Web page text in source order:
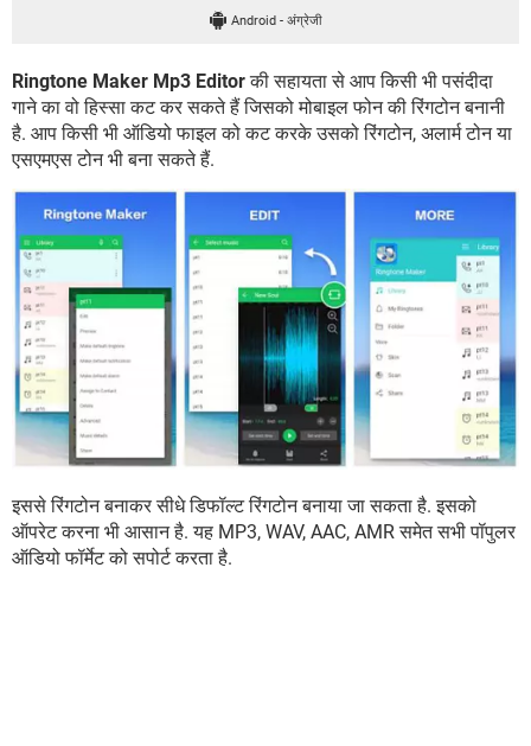
Android - अंग्रेजी
Ringtone Maker Mp3 Editorकी सहायता से आप किसी भी पसंदीदा
गाने का वो हिस्सा कट कर सकते हैं जिसको मोबाइल फोन की रिंगटोन बनानी
है. आप किसी भी ऑडियो फाइल को कट करके उसको रिंगटोन, अलार्म टोन या
एसएमएस टोन भी बना सकते हैं.
इससे रिंगटोन बनाकर सीधे डिफॉल्ट रिंगटोन बनाया जा सकता है. इसको
ऑपरेट करना भी आसान है. यह MP3, WAV, AAC, AMR समेत सभी पॉपुलर
ऑडियो फॉर्मेट को सपोर्ट करता है.